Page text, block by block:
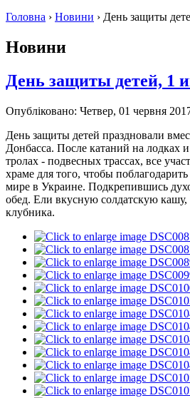
Головна › Новини › День защиты
Новини
День защиты детей, 1
Опубліковано: Четвер, 01 червня
День защиты детей праздновали
Донбасса. После катаний на лодках и
тролах - подвесных трассах, все
храме для того, чтобы
мире в Украине. Подкрепившись
обед. Ели вкусную солдатскую кашу,
клубника.